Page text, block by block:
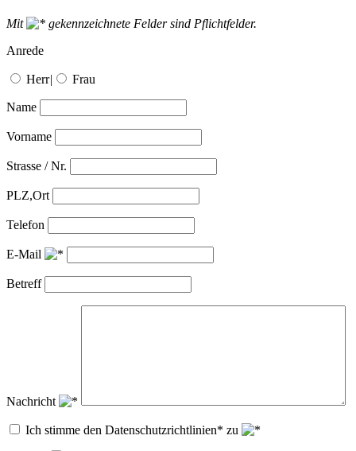
Mit
gekennzeichnete Felder sind Pflichtfelder.
Anrede
Herr| Frau
Name
Vorname
Strasse / Nr.
PLZ,Ort
Telefon
E-Mail
Betreff
Nachricht
Ich stimme den Datenschutzrichtlinien* zu